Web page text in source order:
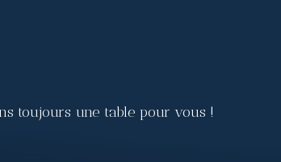
toujours une table pour vous !